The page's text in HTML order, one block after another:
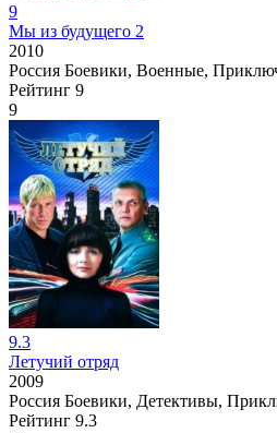
9
Мы из будущего 2
2010
Россия Боевики, Военные,
Рейтинг 9
9
9.3
Летучий отряд
2009
Россия Боевики, Детективы,
Рейтинг 9.3